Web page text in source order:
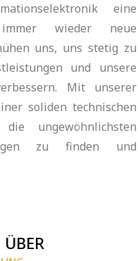
eine
wieder neue
uns, uns stetig zu
und unsere
Mit unserer
soliden technischen
ungewöhnlichsten
zu finden und